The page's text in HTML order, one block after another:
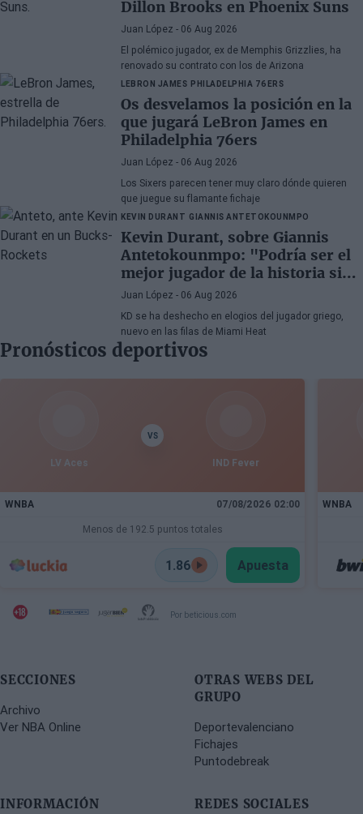
Dillon Brooks en Phoenix Suns
Juan López - 06 Aug 2026
El polémico jugador, ex de Memphis Grizzlies, ha
renovado su contrato con los de Arizona
LEBRON JAMES PHILADELPHIA 76ERS
Os desvelamos la posición en la
que jugará LeBron James en
Philadelphia 76ers
Juan López - 06 Aug 2026
Los Sixers parecen tener muy claro dónde quieren
que juegue su flamante fichaje
KEVIN DURANT GIANNIS ANTETOKOUNMPO
Kevin Durant, sobre Giannis
Antetokounmpo: "Podría ser el
mejor jugador de la historia si
quisiera"
Juan López - 06 Aug 2026
KD se ha deshecho en elogios del jugador griego,
nuevo en las filas de Miami Heat
Pronósticos deportivos
LV Aces
VS
IND Fever
WNBA 07/08/2026 02:00
Menos de 192.5 puntos totales
1.86 Apuesta
WNBA
Por beticious.com
SECCIONES
Archivo
Ver NBA Online
OTRAS WEBS DEL
GRUPO
Deportevalenciano
Fichajes
Puntodebreak
INFORMACIÓN REDES SOCIALES